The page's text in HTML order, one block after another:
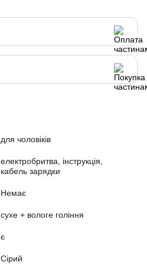
для чоловіків
електробритва, інструкція,
кабель зарядки
Немає
сухе + вологе гоління
є
Сірий